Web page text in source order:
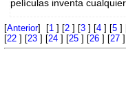
películas inventa
[Anterior] [1 ] [2 ] [3 ] [4 ] [5 ]
[22 ] [23 ] [24 ] [25 ] [26 ] [27